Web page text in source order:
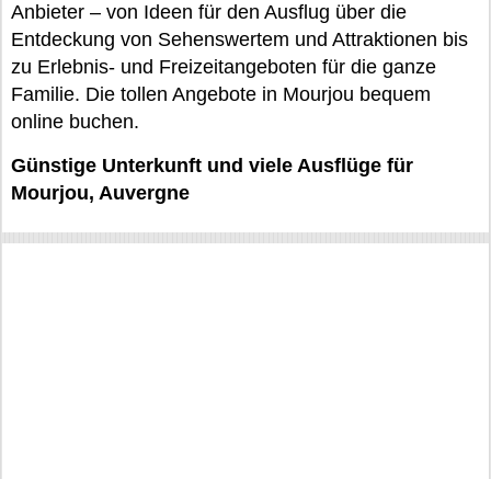
Anbieter – von Ideen für den Ausflug über die
Entdeckung von Sehenswertem und Attraktionen bis
zu Erlebnis- und Freizeitangeboten für die ganze
Familie. Die tollen Angebote in Mourjou bequem
online buchen.
Günstige Unterkunft und viele Ausflüge für
Mourjou, Auvergne